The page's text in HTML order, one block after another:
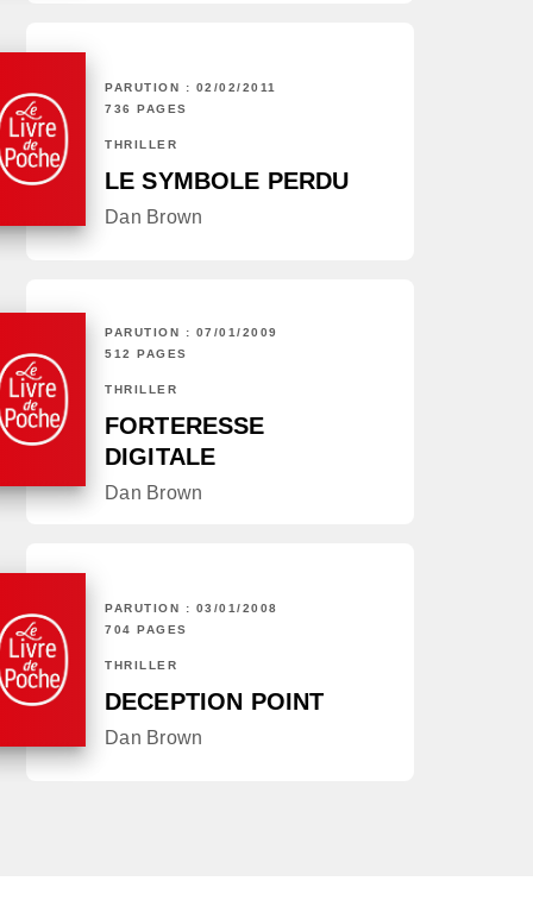
PARUTION : 02/02/2011
736 PAGES
THRILLER
LE SYMBOLE PERDU
Dan Brown
PARUTION : 07/01/2009
512 PAGES
THRILLER
FORTERESSE
DIGITALE
Dan Brown
PARUTION : 03/01/2008
704 PAGES
THRILLER
DECEPTION POINT
Dan Brown